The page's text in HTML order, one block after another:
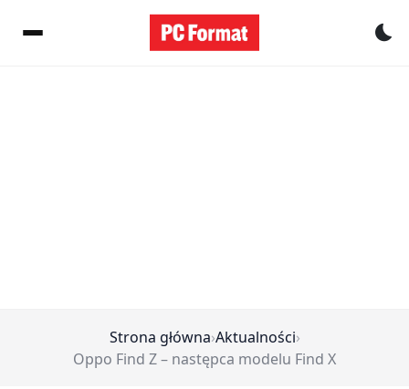
Strona główna›Aktualności›
Oppo Find Z – następca modelu Find X